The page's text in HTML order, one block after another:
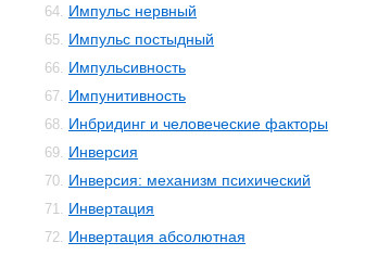
64. Импульс нервный
65. Импульс постыдный
66. Импульсивность
67. Импунитивность
68. Инбридинг и человеческие факторы
69. Инверсия
70. Инверсия: механизм психический
71. Инвертация
72. Инвертация абсолютная